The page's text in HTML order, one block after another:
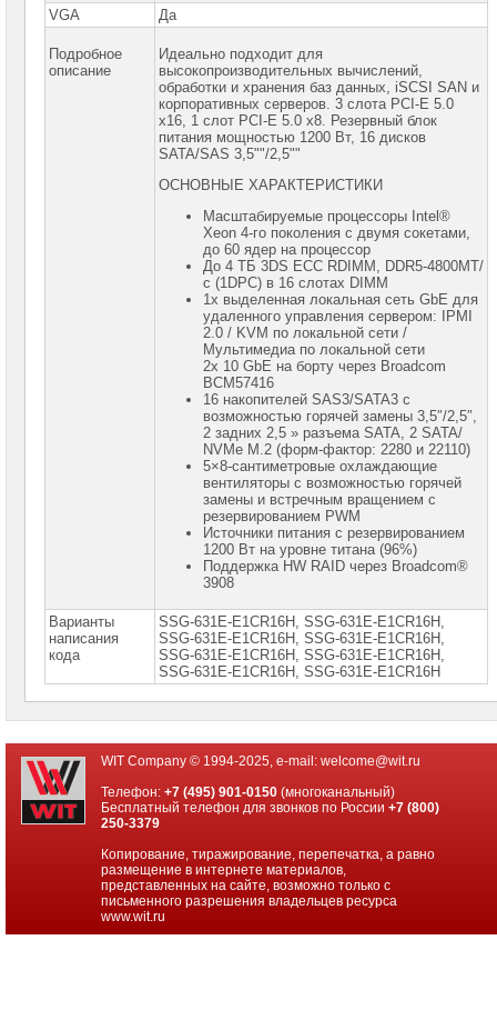
Серверные
платформы
ASUS
Storage
►
Серверные
AMD
EPYC
SuperMicro
Серверные
платформы
Supermicro
Серверные
материнские
VGA Да
Подробное
описание
Идеально подходит для
высокопроизводительных вычислений,
обработки и хранения баз данных, iSCSI SAN и
корпоративных серверов. 3 слота PCI-E 5.0
x16, 1 слот PCI-E 5.0 x8. Резервный блок
питания мощностью 1200 Вт, 16 дисков
SATA/SAS 3,5""/2,5""
ОСНОВНЫЕ ХАРАКТЕРИСТИКИ
Масштабируемые процессоры Intel®
Xeon 4-го поколения с двумя сокетами,
до 60 ядер на процессор
До 4 ТБ 3DS ECC RDIMM, DDR5-4800MT/
с (1DPC) в 16 слотах DIMM
1x выделенная локальная сеть GbE для
удаленного управления сервером: IPMI
2.0 / KVM по локальной сети /
Мультимедиа по локальной сети
2x 10 GbE на борту через Broadcom
BCM57416
16 накопителей SAS3/SATA3 с
возможностью горячей замены 3,5″/2,5″,
2 задних 2,5 » разъема SATA, 2 SATA/
NVMe M.2 (форм-фактор: 2280 и 22110)
5×8-сантиметровые охлаждающие
вентиляторы с возможностью горячей
замены и встречным вращением с
резервированием PWM
Источники питания с резервированием
1200 Вт на уровне титана (96%)
Поддержка HW RAID через Broadcom®
3908
Варианты
написания
кода
SSG-631E-E1CR16H, SSG-631E-E1CR16H,
SSG-631E-E1СR16H, SSG-631Е-Е1СR16H,
SSG-631Е-Е1СR16H, SSG-631Е-Е1СR16Н,
SSG-631Е-Е1СR16Н, SSG-631Е-Е1СR16Н
WIT Company © 1994-2025, e-mail: welcome@wit.ru
Телефон:+7 (495) 901-0150 (многоканальный)
Бесплатный телефон для звонков по России+7 (800)
250-3379
Копирование, тиражирование, перепечатка, а равно
размещение в интернете материалов,
представленных на сайте, возможно только с
письменного разрешения владельцев ресурса
www.wit.ru